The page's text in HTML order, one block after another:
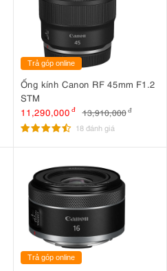
Trả góp online
Ống kính Canon RF 45mm F1.2
STM
11,290,000 đ 13,910,000 đ
18 đánh giá
Trả góp online